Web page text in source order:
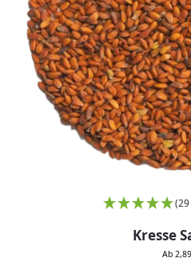
Kresse
Ab 2,89